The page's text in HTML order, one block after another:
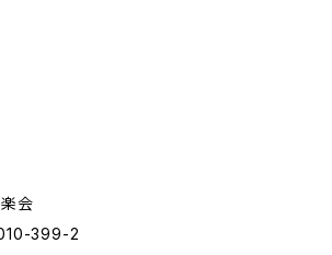
会
399-2